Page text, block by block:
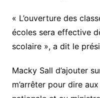
« L’ouverture des
écoles sera effective
scolaire », a dit le
Macky Sall d’ajouter
m’arrêter pour dire